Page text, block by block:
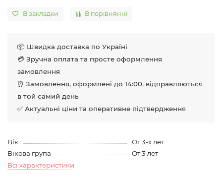
В закладки В порівнянні
📦 Швидка доставка по Україні
💳 Зручна оплата та просте оформлення
замовлення
⏰ Замовлення, оформлені до 14:00, відправляються
в той самий день
✅ Актуальні ціни та оперативне підтвердження
Вік
От 3-х лет
Вікова група
От 3 лет
Всі характеристики